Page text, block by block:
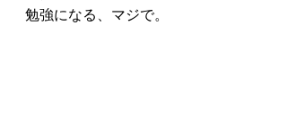
勉強になる、マジで。